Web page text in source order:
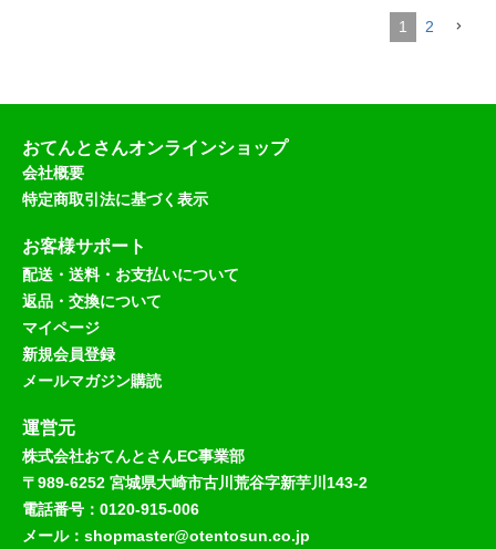
1 2
おてんとさんオンラインショップ
会社概要
特定商取引法に基づく表示
お客様サポート
配送・送料・お支払いについて
返品・交換について
マイページ
新規会員登録
メールマガジン購読
運営元
株式会社おてんとさんEC事業部
〒989-6252 宮城県大崎市古川荒谷字新芋川143-2
電話番号：0120-915-006
メール：shopmaster@otentosun.co.jp